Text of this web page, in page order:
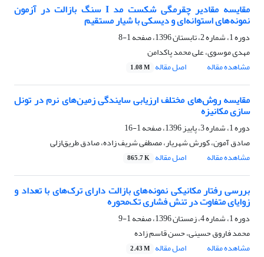
مقایسه مقادیر چقرمگی شکست مد I سنگ بازالت در آزمون
نمونه‌های استوانه‌ای و دیسکی با شیار مستقیم
دوره 1، شماره 2، تابستان 1396، صفحه
1-8
مهدی موسوی، علی محمد پاکدامن
مشاهده مقاله
اصل مقاله 1.08 M
مقایسه روش‌های مختلف ارزیابی سایندگی زمین‌های نرم در تونل
سازی مکانیزه
دوره 1، شماره 3، پاییز 1396، صفحه
1-16
صادق آمون، کورش شهریار، مصطفی شریف زاده، صادق طریق‌ازلی
مشاهده مقاله
اصل مقاله 865.7 K
بررسی رفتار مکانیکی نمونه‌های بازالت دارای ترک‌های با تعداد و
زوایای متفاوت در تنش فشاری تک‌محوره
دوره 1، شماره 4، زمستان 1396، صفحه
1-9
محمد فاروق حسینی، حسن قاسم زاده
مشاهده مقاله
اصل مقاله 2.43 M